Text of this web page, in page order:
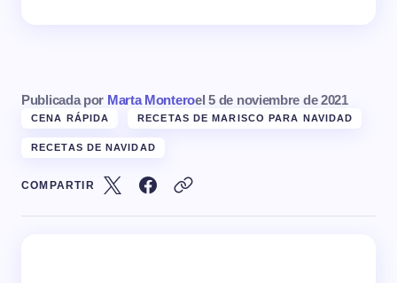
Publicada por Marta Monteroel 5 de noviembre de 2021
CENA RÁPIDA RECETAS DE MARISCO PARA NAVIDAD
RECETAS DE NAVIDAD
COMPARTIR